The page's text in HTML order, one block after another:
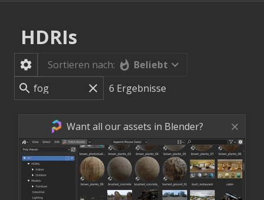
HDRIs
Sortieren nach:
Beliebt
6 Ergebnisse
Want all our assets in Blender?